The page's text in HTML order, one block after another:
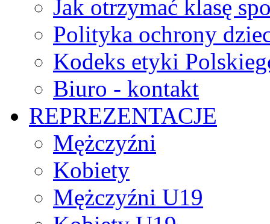
Jak otrzymać klasę
Polityka ochrony
Kodeks etyki
Biuro - kontakt
REPREZENTACJE
Mężczyźni
Kobiety
Mężczyźni U19